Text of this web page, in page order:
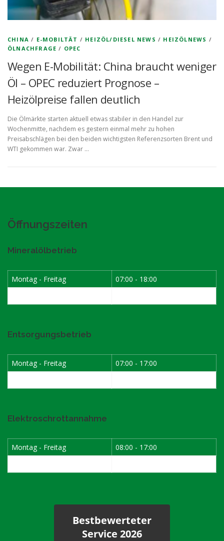
CHINA / E-MOBILTÄT / HEIZÖL/DIESEL NEWS / HEIZÖLNEWS /
ÖLNACHFRAGE / OPEC
Wegen E-Mobilität: China braucht weniger
Öl – OPEC reduziert Prognose –
Heizölpreise fallen deutlich
Die Ölmärkte starten aktuell etwas stabiler in den Handel zur
Wochenmitte, nachdem es gestern einmal mehr zu hohen
Preisabschlägen bei den beiden wichtigsten Referenzsorten Brent und
WTI gekommen war. Zwar …
Öffnungszeiten
Mineralölbetrieb
Montag - Freitag
07:00 - 18:00
Entsorgungsbetrieb
Montag - Freitag
07:00 - 17:00
Elektroschrottannahme
Montag - Freitag
08:00 - 17:00
Bestbewerteter
Service 2026